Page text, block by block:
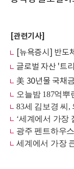
[관련기사]
[뉴욕증시] 반도